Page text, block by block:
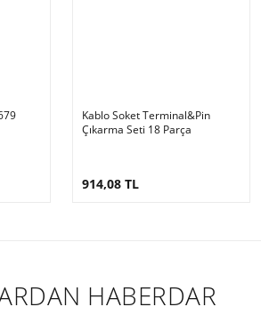
Kablo Soket Terminal&Pin
Çıkarma Seti 18 Parça
914,08 TL
HABERDAR